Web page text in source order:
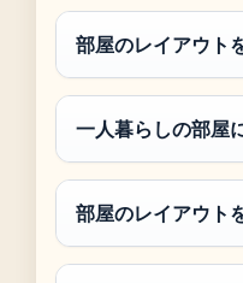
部屋のレイアウト
一人暮らしの部屋
部屋のレイアウト